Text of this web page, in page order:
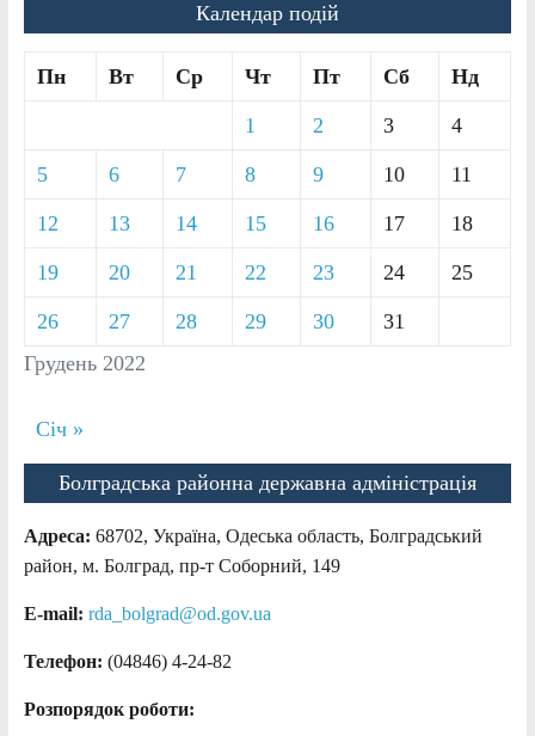
Календар подій
Грудень 2022
Пн Вт Ср Чт Пт Сб Нд
1 2 3 4
5 6 7 8 9 10 11
12 13 14 15 16 17 18
19 20 21 22 23 24 25
26 27 28 29 30 31
Січ »
Болградська районна державна адміністрація
Адреса: 68702, Україна, Одеська область, Болградський
район, м. Болград, пр-т Соборний, 149
E-mail: rda_bolgrad@od.gov.ua
Телефон: (04846) 4-24-82
Розпорядок роботи: